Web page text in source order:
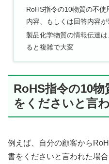
RoHS指令の10物質の不使
内容、もしくは回答内容が
製品化学物質の情報伝達
ると複雑で大変
RoHS指令の10
をくださいと言
例えば、自分の顧客から
書をくださいと言われた場